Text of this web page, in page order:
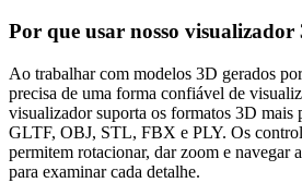
Por que usar nosso visualizador
Ao trabalhar com modelos 3D gerados
precisa de uma forma confiável de
visualizador suporta os formatos 3D
GLTF, OBJ, STL, FBX e PLY. Os
permitem rotacionar, dar zoom e navegar
para examinar cada detalhe.